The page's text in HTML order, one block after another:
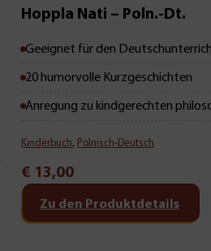
Mit Leseprobe!
Hoppla Nati – Poln.-Dt.
Geeignet für den
20 humorvolle Kurzgeschichten
Anregung zu kindgerechten
Kinderbuch, Polnisch-Deutsch
€ 13,00
Zu den Produktdetails